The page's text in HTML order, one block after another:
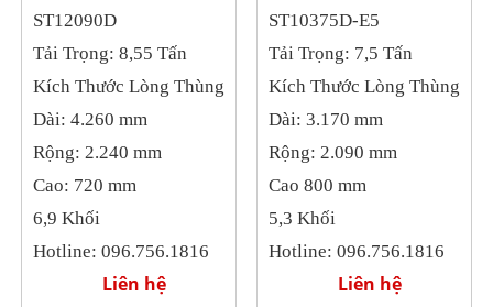
ST12090D
Tải Trọng: 8,55 Tấn
Kích Thước Lòng Thùng
Dài: 4.260 mm
Rộng: 2.240 mm
Cao: 720 mm
6,9 Khối
Hotline: 096.756.1816
Liên hệ
ST10375D-E5
Tải Trọng: 7,5 Tấn
Kích Thước Lòng Thùng
Dài: 3.170 mm
Rộng: 2.090 mm
Cao 800 mm
5,3 Khối
Hotline: 096.756.1816
Liên hệ